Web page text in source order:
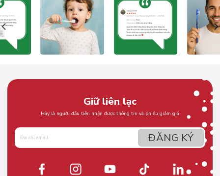
Giữ liên lạc
Hãy là người đầu tiên nhận được thông tin và phiếu giảm giá